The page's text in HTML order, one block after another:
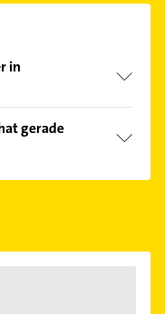
in
von den
können Sie sich
anzeigen lassen.
gerade
Öffnungszeiten.